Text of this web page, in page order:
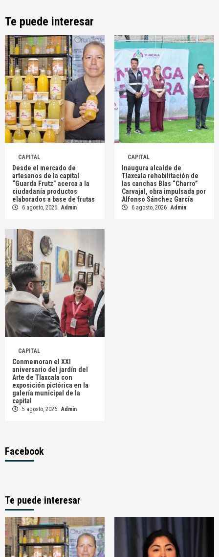
Te puede interesar
CAPITAL
Desde el mercado de
artesanos de la capital
“Guarda Frutz” acerca a la
ciudadanía productos
elaborados a base de frutas
6 agosto, 2026 Admin
CAPITAL
Inaugura alcalde de
Tlaxcala rehabilitación de
las canchas Blas “Charro”
Carvajal, obra impulsada por
Alfonso Sánchez García
6 agosto, 2026 Admin
CAPITAL
Conmemoran el XXI
aniversario del jardín del
Arte de Tlaxcala con
exposición pictórica en la
galería municipal de la
capital
5 agosto, 2026 Admin
Facebook
Te puede interesar